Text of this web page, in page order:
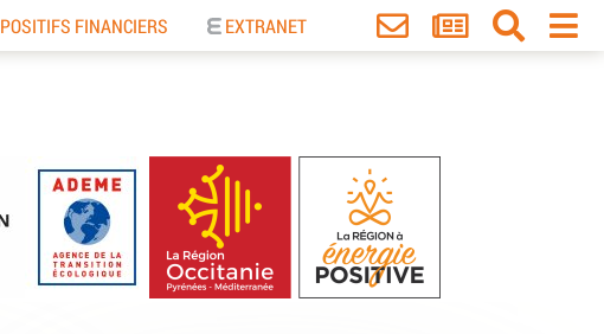
FINANCIERS EXTRANET